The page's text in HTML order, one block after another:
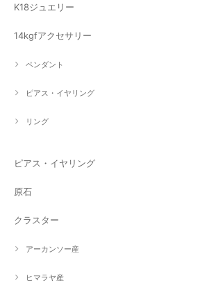
K18ジュエリー
14kgfアクセサリー
ペンダント
ピアス・イヤリング
リング
ピアス・イヤリング
原石
クラスター
アーカンソー産
ヒマラヤ産